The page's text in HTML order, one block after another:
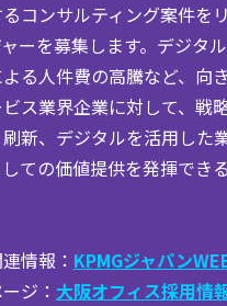
コンサルティング案件を
ーを募集します。デジタ
る人件費の高騰など、向
ス業界企業に対して、戦
新、デジタルを活用した
ての価値提供を発揮でき
情報： KPMGジャパン
ジ： 大阪オフィス採用情